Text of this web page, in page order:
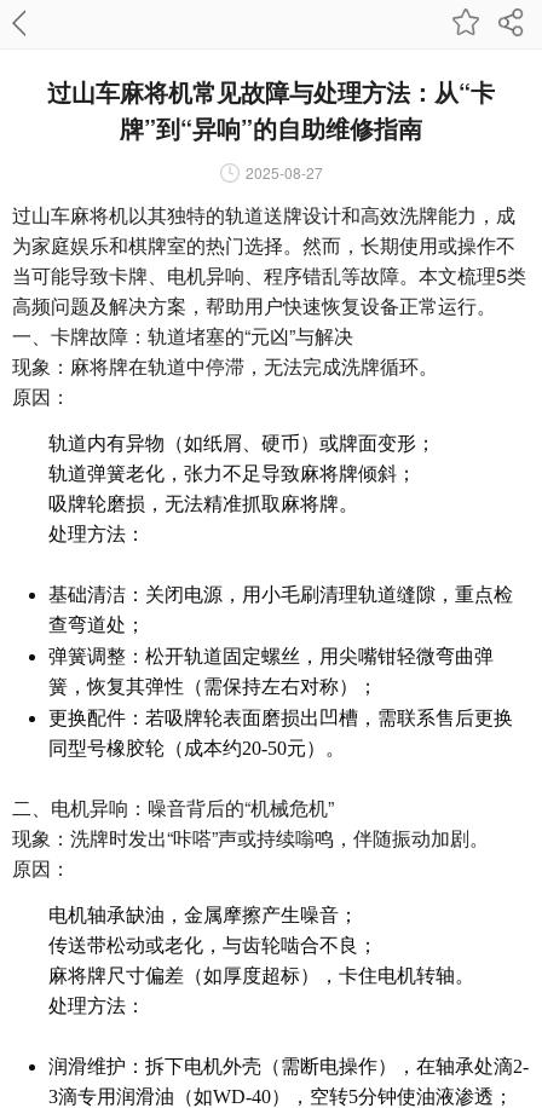
过山车麻将机常见故障与处理方法：从“卡
牌”到“异响”的自助维修指南
2025-08-27
过山车麻将机以其独特的轨道送牌设计和高效洗牌能力，成
为家庭娱乐和棋牌室的热门选择。然而，长期使用或操作不
当可能导致卡牌、电机异响、程序错乱等故障。本文梳理5类
高频问题及解决方案，帮助用户快速恢复设备正常运行。
一、卡牌故障：轨道堵塞的“元凶”与解决
现象：麻将牌在轨道中停滞，无法完成洗牌循环。
原因：
轨道内有异物（如纸屑、硬币）或牌面变形；
轨道弹簧老化，张力不足导致麻将牌倾斜；
吸牌轮磨损，无法精准抓取麻将牌。
处理方法：
基础清洁：关闭电源，用小毛刷清理轨道缝隙，重点检
查弯道处；
弹簧调整：松开轨道固定螺丝，用尖嘴钳轻微弯曲弹
簧，恢复其弹性（需保持左右对称）；
更换配件：若吸牌轮表面磨损出凹槽，需联系售后更换
同型号橡胶轮（成本约20-50元）。
二、电机异响：噪音背后的“机械危机”
现象：洗牌时发出“咔嗒”声或持续嗡鸣，伴随振动加剧。
原因：
电机轴承缺油，金属摩擦产生噪音；
传送带松动或老化，与齿轮啮合不良；
麻将牌尺寸偏差（如厚度超标），卡住电机转轴。
处理方法：
润滑维护：拆下电机外壳（需断电操作），在轴承处滴2-
3滴专用润滑油（如WD-40），空转5分钟使油液渗透；